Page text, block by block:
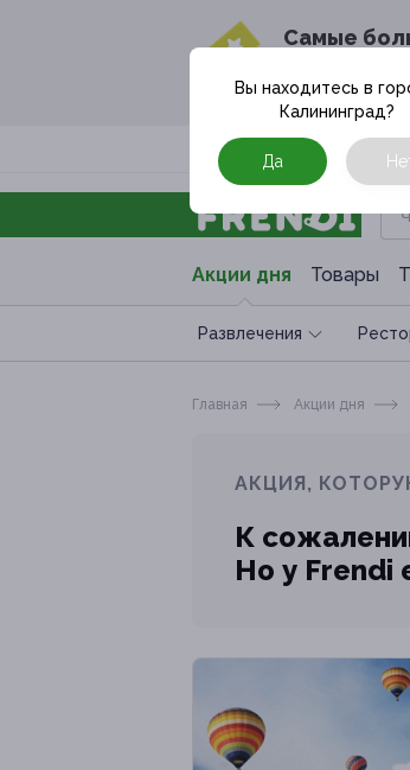
Cамые
в твоём
Москва
Акции дня Товары
Развлечения
Вы находитесь в
Калининград?
Да
Главная Акции дня
АКЦИЯ,
К
Но у Frendi